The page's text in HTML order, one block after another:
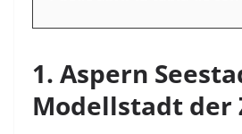
1. Aspern
Modellstadt der